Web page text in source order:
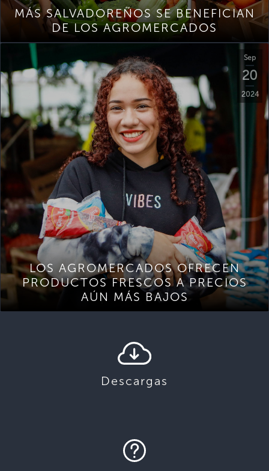
MÁS SALVADOREÑOS SE BENEFICIAN
DE LOS AGROMERCADOS
Sep
20
2024
LOS AGROMERCADOS OFRECEN
PRODUCTOS FRESCOS A PRECIOS
AÚN MÁS BAJOS
Descargas